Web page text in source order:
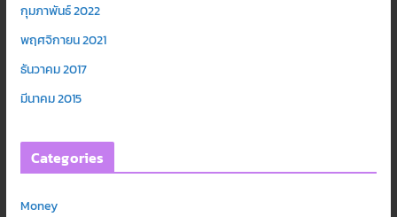
กุมภาพันธ์ 2022
พฤศจิกายน 2021
ธันวาคม 2017
มีนาคม 2015
Categories
Money